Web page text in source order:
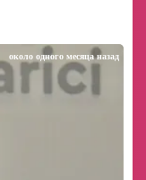
около одного месяца назад